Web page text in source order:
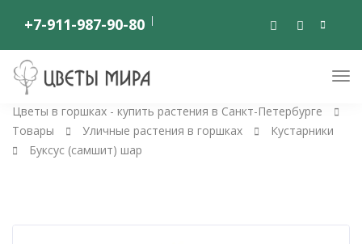
+7-911-987-90-80
Цветы в горшках - купить растения в Санкт-Петербурге
Товары
Уличные растения в горшках
Кустарники
Буксус (самшит) шар